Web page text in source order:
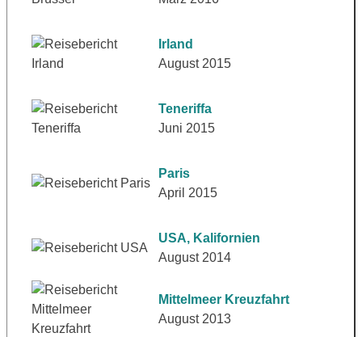
Irland
August 2015
Teneriffa
Juni 2015
Paris
April 2015
USA, Kalifornien
August 2014
Mittelmeer Kreuzfahrt
August 2013